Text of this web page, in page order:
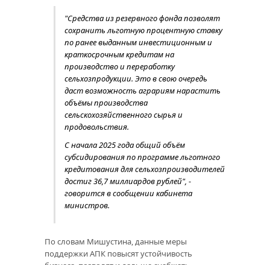
"Средства из резервного фонда позволят
сохранить льготную процентную ставку
по ранее выданным инвестиционным и
краткосрочным кредитам на
производство и переработку
сельхозпродукции. Это в свою очередь
даст возможность аграриям нарастить
объёмы производства
сельскохозяйственного сырья и
продовольствия.
С начала 2025 года общий объём
субсидирования по программе льготного
кредитования для сельхозпроизводителей
достиг 36,7 миллиардов рублей", -
говорится в сообщении кабинета
министров.
По словам Мишустина, данные меры
поддержки АПК повысят устойчивость